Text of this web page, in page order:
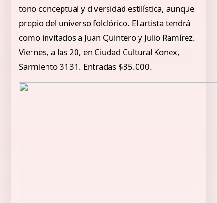
tono conceptual y diversidad estilística, aunque
propio del universo folclórico. El artista tendrá
como invitados a Juan Quintero y Julio Ramírez.
Viernes, a las 20, en Ciudad Cultural Konex,
Sarmiento 3131. Entradas $35.000.